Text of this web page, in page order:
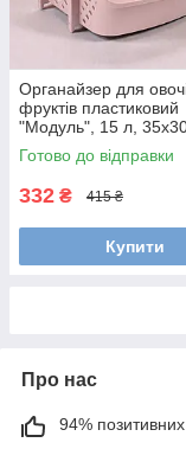
Органайзер для
фруктів пластиковий
"Модуль", 15 л,
см (Кошик для
кухні) Рожевий
Готово до відправки
332 ₴ 415 ₴
Купити
Про нас
94% позитивних